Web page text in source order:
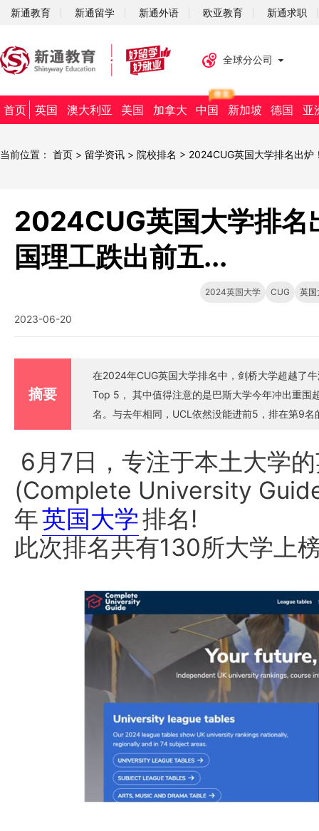
新通教育 新通留学 新通外语 欧亚教育 新通求职
全球分公司
首页 英国 澳大利亚 美国 加拿大 中国 新加坡 德国 亚
当前位置： 首页 > 留学资讯 > 院校排名 > 2024CUG英国大学排名出炉
2024CUG英国大学排名
国理工跌出前五...
2024英国大学 CUG 英国
2023-06-20
摘要
在2024年CUG英国大学排名中，剑桥大学超越了牛津大学成功抢占
Top 5， 其中值得注意的是巴斯大学今年冲出重围
名。与去年相同，UCL依然没能进前5，排在第9名
6月7日，专注于本土大学
(Complete University
年英国大学排名!
此次排名共有130所大学上